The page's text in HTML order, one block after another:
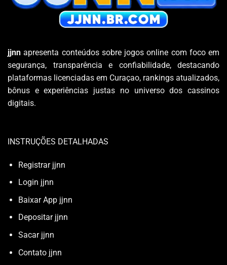
jjnn apresenta conteúdos sobre jogos online com foco em
segurança, transparência e confiabilidade, destacando
plataformas licenciadas em Curaçao, rankings atualizados,
bônus e experiências justas no universo dos cassinos
digitais.
INSTRUÇÕES DETALHADAS
Registrar jjnn
Login jjnn
Baixar App jjnn
Depositar jjnn
Sacar jjnn
Contato jjnn